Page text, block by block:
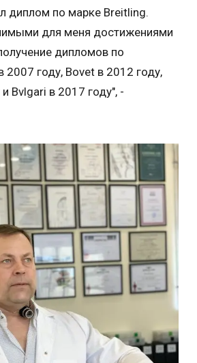
диплом по марке Breitling.
для меня достижениями
дипломов по
году, Bovet в 2012 году,
Bvlgari в 2017 году", -